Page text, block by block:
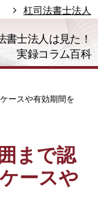
杠司法書士法人
書士法人は見た！
実録コラム百科
ースや有効期間を
まで認
ースや